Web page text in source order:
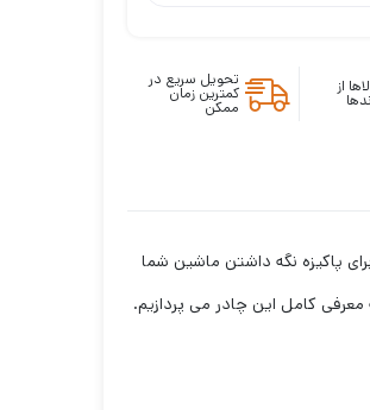
از تحویل سریع در
کمترین زمان
ممکن
پاکیزه نگه داشتن ماشین شما
کامل این چادر می پردازیم.